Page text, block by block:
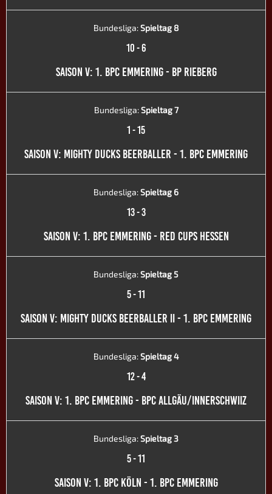
Bundesliga:Spieltag 8
10-6
SAISON V: 1. BPC EMMERING - BP RIEBERG
Bundesliga:Spieltag 7
1-15
SAISON V: MIGHTY DUCKS BEERBALLER - 1. BPC EMMERING
Bundesliga:Spieltag 6
13-3
SAISON V: 1. BPC EMMERING - RED CUPS HESSEN
Bundesliga:Spieltag 5
5-11
SAISON V: MIGHTY DUCKS BEERBALLER II - 1. BPC EMMERING
Bundesliga:Spieltag 4
12-4
SAISON V: 1. BPC EMMERING - BPC ALLGÄU/INNERSCHWIIZ
Bundesliga:Spieltag 3
5-11
SAISON V: 1. BPC KÖLN - 1. BPC EMMERING